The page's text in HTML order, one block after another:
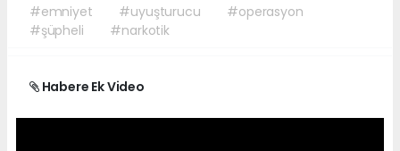
#emniyet #uyuşturucu
#operasyon
#şüpheli
#narkotik
Habere Ek Video